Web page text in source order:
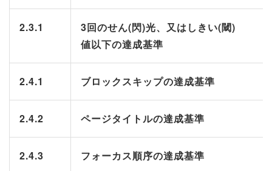
2.3.1
3回のせん(閃)光、又はしきい(閾)
値以下の達成基準
2.4.1 ブロックスキップの達成基準
2.4.2 ページタイトルの達成基準
2.4.3 フォーカス順序の達成基準